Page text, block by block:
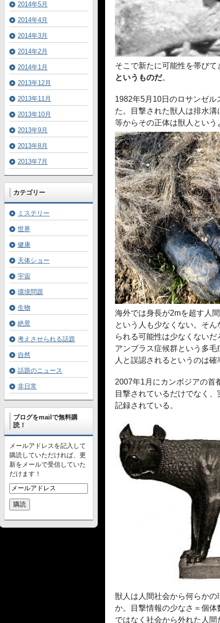
そこで新たに可能性を帯びて
というものだ。
1982年5月10日のロサンゼ
た。目撃された獣人は排水
等からその正体は獣人とい
海外では身長が2mを超す人
という人も少なくない。そ
られる可能性は少なくない
アンブラス症候群という多
人と誤認されるというのは
2007年1月にカンボジアの首
目撃されているだけでなく
記録されている。
獣人は人間社会から何らか
か。目撃情報の少なさ＝個
ではなく社会から外れた人
2014年5月
2014年4月
2014年3月
2014年2月
2014年1月
2013年12月
2013年11月
2013年10月
2013年9月
2013年8月
2013年7月
カテゴリー
ミステリー
世界
健康
天体ショー
宇宙
環境問題
生物
絶景
考えさせられる話題
自然
話題のニュース
非日常
ブログをmailで無料購
読！
メールアドレスを記入して
購読していただければ、更
新をメールで受信していた
だけます！